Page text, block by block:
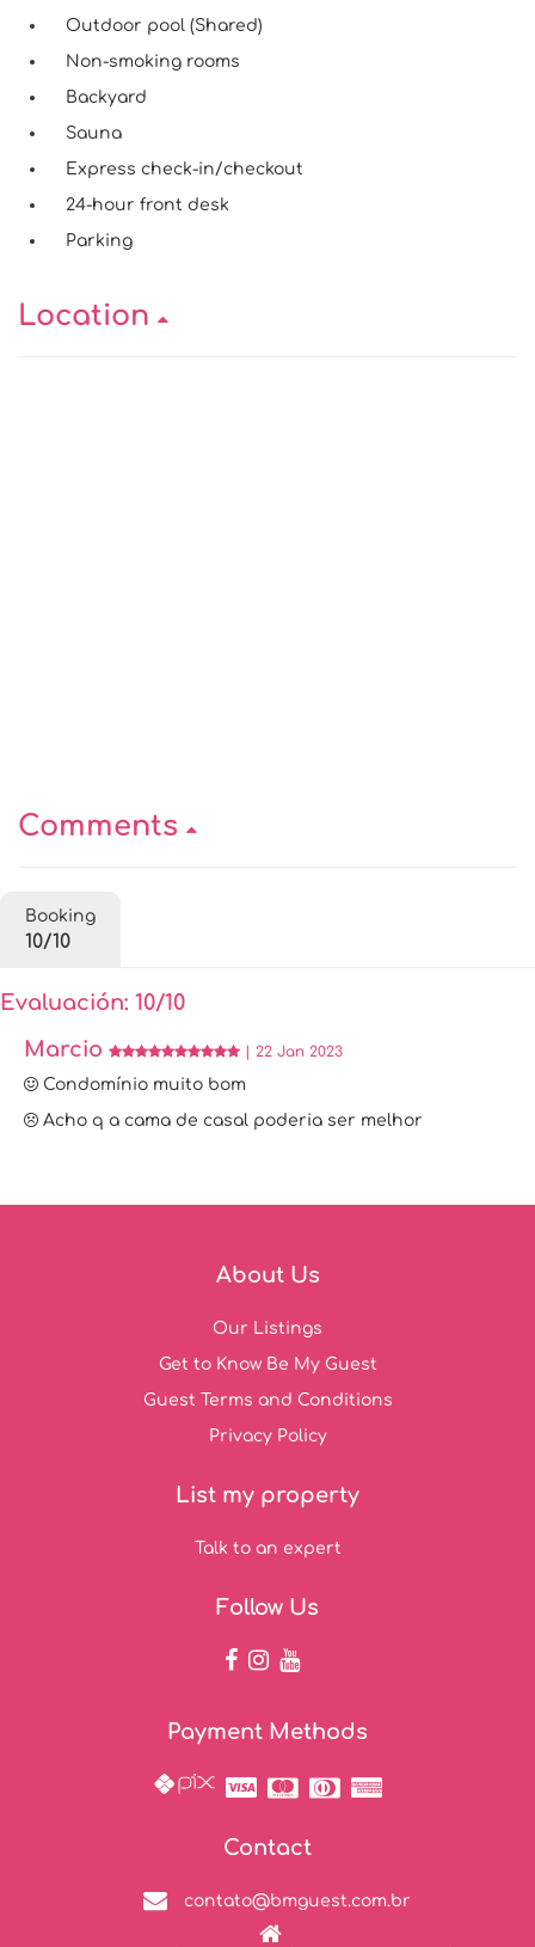
Outdoor pool (Shared)
Non-smoking rooms
Backyard
Sauna
Express check-in/checkout
24-hour front desk
Parking
Location
Comments
Booking
10/10
Evaluación: 10/10
Marcio
| 22 Jan 2023
Condomínio muito bom
Acho q a cama de casal poderia ser melhor
About Us
Our Listings
Get to Know Be My Guest
Guest Terms and Conditions
Privacy Policy
List my property
Talk to an expert
Follow Us
Payment Methods
Contact
contato@bmguest.com.br